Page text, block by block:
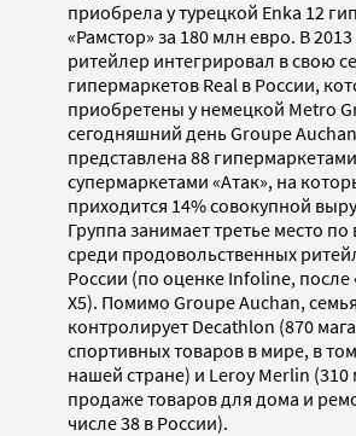
приобрела у турецкой Enka 12
«Рамстор» за 180 млн евро. В 2013
ритейлер интегрировал в свою
гипермаркетов Real в России,
приобретены у немецкой Metro
сегодняшний день Groupe
представлена 88
супермаркетами «Атак», на
приходится 14% совокупной
Группа занимает третье место
среди продовольственных
России (по оценке Infoline, после
X5). Помимо Groupe Auchan,
контролирует Decathlon (870
спортивных товаров в мире, в
нашей стране) и Leroy Merlin (310
продаже товаров для дома и
числе 38 в России).